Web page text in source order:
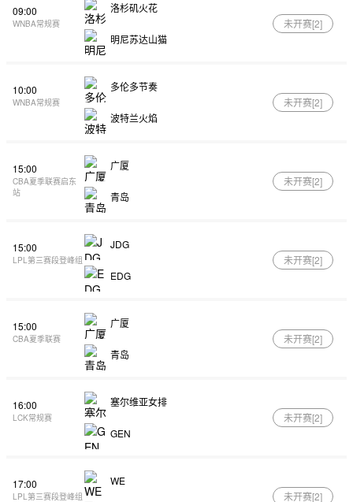
09:00
WNBA常规赛
洛杉矶火花
明尼苏达山猫
未开赛[2]
10:00
WNBA常规赛
多伦多节奏
波特兰火焰
未开赛[2]
15:00
CBA夏季联赛启东
站
广厦
青岛
未开赛[2]
15:00
LPL第三赛段登峰组
JDG
EDG
未开赛[2]
15:00
CBA夏季联赛
广厦
青岛
未开赛[2]
16:00
LCK常规赛
塞尔维亚女排
GEN
未开赛[2]
17:00
LPL第三赛段登峰组
WE
未开赛[2]